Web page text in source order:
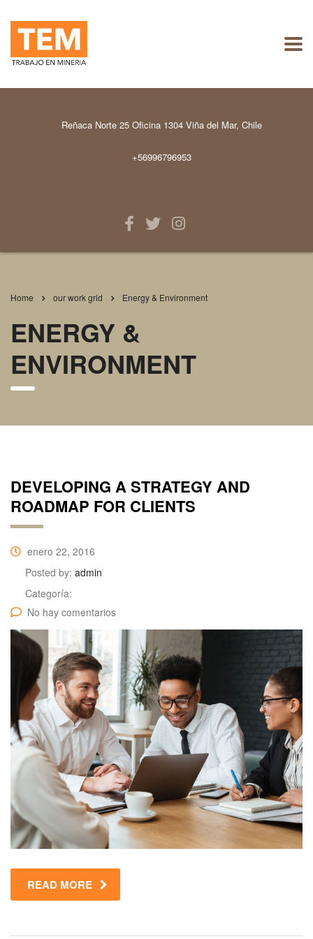
Reñaca Norte 25 Oficina 1304 Viña del Mar, Chile
+56996796953
Home our work grid Energy & Environment
ENERGY &
ENVIRONMENT
DEVELOPING A STRATEGY AND
ROADMAP FOR CLIENTS
enero 22, 2016
Posted by: admin
Categoría:
No hay comentarios
READ MORE